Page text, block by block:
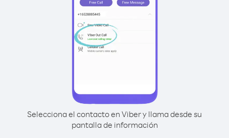
Selecciona el contacto en Viber y llama desde su
pantalla de información